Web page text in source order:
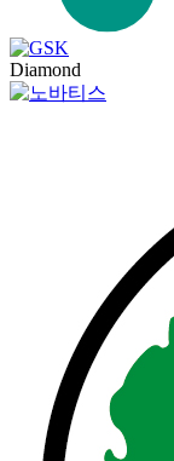
Diamond